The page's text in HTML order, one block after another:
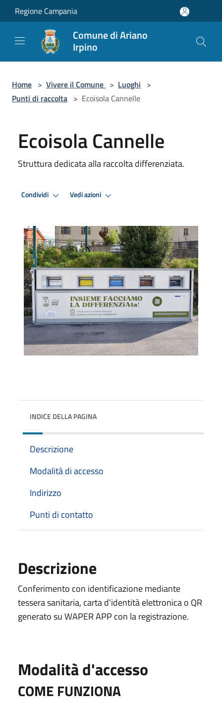
Salta al contenuto principale
Regione Campania
Comune di Ariano
Irpino
Home > Vivere il Comune > Luoghi >
Punti di raccolta > Ecoisola Cannelle
Ecoisola Cannelle
Struttura dedicata alla raccolta differenziata.
Condividi Vedi azioni
INDICE DELLA PAGINA
Descrizione
Modalità di accesso
Indirizzo
Punti di contatto
Descrizione
Conferimento con identificazione mediante
tessera sanitaria, carta d'identità elettronica o QR
generato su WAPER APP con la registrazione.
Modalità d'accesso
COME FUNZIONA